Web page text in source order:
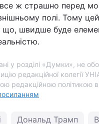
все ж страшно перед
полі. Тому цей
що, швидше буде
у розділі «Думки», не
редакційної колегії
редакційною політикою
Дональд Трамп